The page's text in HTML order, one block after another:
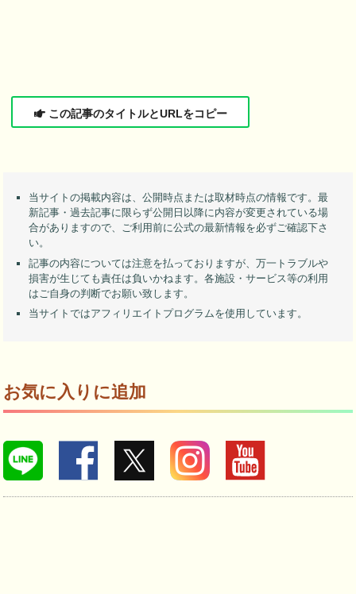
この記事のタイトルとURLをコピー
当サイトの掲載内容は、公開時点または取材時点の情報です。最
新記事・過去記事に限らず公開日以降に内容が変更されている場
合がありますので、ご利用前に公式の最新情報を必ずご確認下さ
い。
記事の内容については注意を払っておりますが、万一トラブルや
損害が生じても責任は負いかねます。各施設・サービス等の利用
はご自身の判断でお願い致します。
当サイトではアフィリエイトプログラムを使用しています。
お気に入りに追加